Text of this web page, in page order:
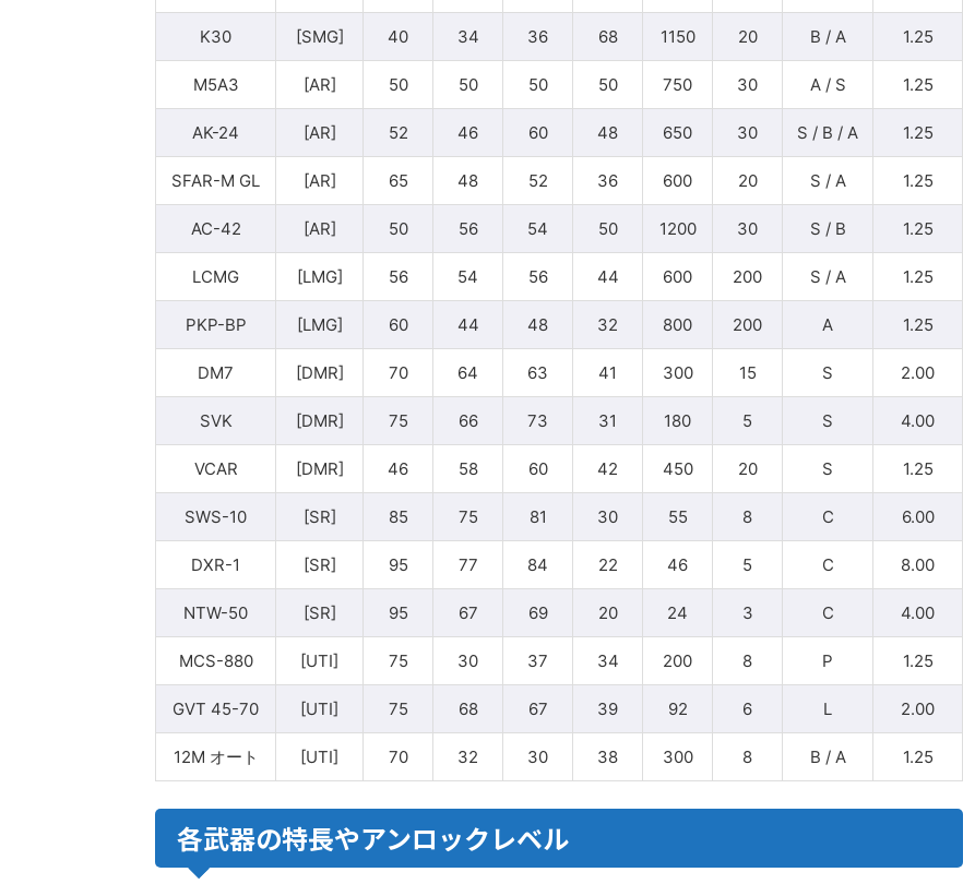
K30 [SMG] 40 34 36 68 1150 20 B / A 1.25
M5A3 [AR] 50 50 50 50 750 30 A / S 1.25
AK-24 [AR] 52 46 60 48 650 30 S / B / A 1.25
SFAR-M GL [AR] 65 48 52 36 600 20 S / A 1.25
AC-42 [AR] 50 56 54 50 1200 30 S / B 1.25
LCMG [LMG] 56 54 56 44 600 200 S / A 1.25
PKP-BP [LMG] 60 44 48 32 800 200 A 1.25
DM7 [DMR] 70 64 63 41 300 15 S 2.00
SVK [DMR] 75 66 73 31 180 5 S 4.00
VCAR [DMR] 46 58 60 42 450 20 S 1.25
SWS-10 [SR] 85 75 81 30 55 8 C 6.00
DXR-1 [SR] 95 77 84 22 46 5 C 8.00
NTW-50 [SR] 95 67 69 20 24 3 C 4.00
MCS-880 [UTI] 75 30 37 34 200 8 P 1.25
GVT 45-70 [UTI] 75 68 67 39 92 6 L 2.00
12M オート [UTI] 70 32 30 38 300 8 B / A 1.25
各武器の特長やアンロックレベル